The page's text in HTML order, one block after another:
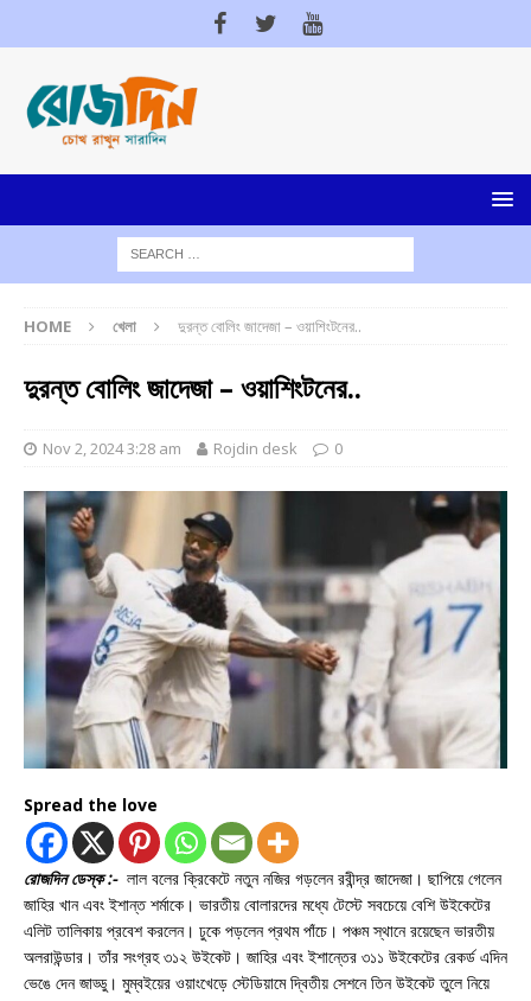
HOME খেলা দুরন্ত বোলিং জাদেজা – ওয়াশিংটনের..
দুরন্ত বোলিং জাদেজা – ওয়াশিংটনের..
Nov 2, 2024 3:28 am Rojdin desk 0
Spread the love
রোজদিন ডেস্ক :- লাল বলের ক্রিকেটে নতুন নজির গড়লেন রবীন্দ্র জাদেজা। ছাপিয়ে গেলেন
জাহির খান এবং ইশান্ত শর্মাকে। ভারতীয় বোলারদের মধ্যে টেস্টে সবচেয়ে বেশি উইকেটের‌
এলিট তালিকায় প্রবেশ করলেন। ঢুকে পড়লেন প্রথম পাঁচে। পঞ্চম স্থানে রয়েছেন ভারতীয়
অলরাউন্ডার। তাঁর সংগ্রহ ৩১২ উইকেট। জাহির এবং ইশান্তের ৩১১ উইকেটের রেকর্ড এদিন
ভেঙে দেন জাড্ডু। মুম্বইয়ের ওয়াংখেড়ে স্টেডিয়ামে দ্বিতীয় সেশনে তিন উইকেট তুলে নিয়ে